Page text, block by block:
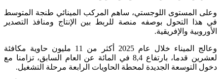
وعلى المستوى اللوجستي، ساهم المركب المينائي طنجة المتوسط
في هذا التحول بوصفه منصة للربط بين الإنتاج ومنافذ التصدير
الأوروبية والإفريقية.
وعالج الميناء خلال عام 2025 أكثر من 11 مليون حاوية مكافئة
لعشرين قدما، بارتفاع 8,4 في المائة عن العام السابق، تزامنا مع
دخول التوسعة الجديدة لمحطة الحاويات الرابعة مرحلة التشغيل.